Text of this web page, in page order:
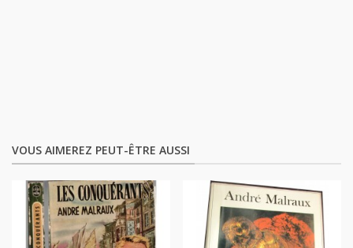
VOUS AIMEREZ PEUT-ÊTRE AUSSI